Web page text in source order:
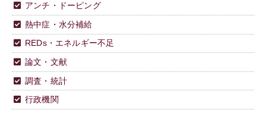
アンチ・ドーピング
熱中症・水分補給
REDs・エネルギー不足
論文・文献
調査・統計
行政機関